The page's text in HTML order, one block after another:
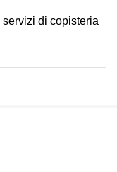
servizi di copisteria